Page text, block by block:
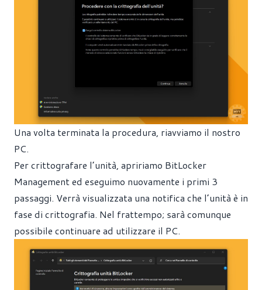
Una volta terminata la procedura, riavviamo il nostro
PC.
Per crittografare l’unità, apririamo BitLocker
Management ed eseguimo nuovamente i primi 3
passaggi. Verrà visualizzata una notifica che l’unità è in
fase di crittografia. Nel frattempo; sarà comunque
possibile continuare ad utilizzare il PC.